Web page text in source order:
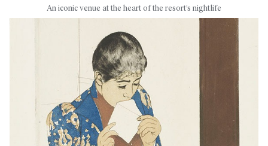
An iconic venue at the heart of the resort’s nightlife